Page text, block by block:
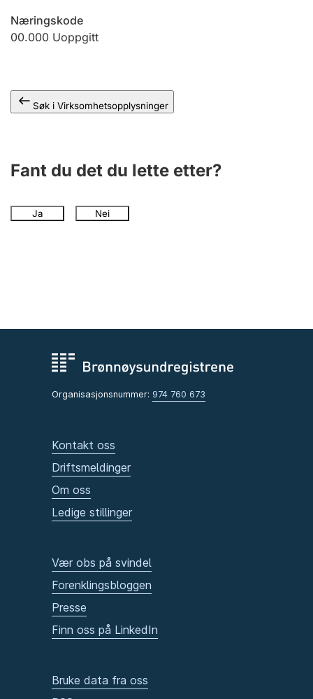
Offentlig sektor
Næringskode
00.000 Uoppgitt
Søk i Virksomhetsopplysninger
Fant du det du lette etter?
Ja Nei
Organisasjonsnummer: 974 760 673
Kontakt oss
Driftsmeldinger
Om oss
Ledige stillinger
Vær obs på svindel
Forenklingsbloggen
Presse
Finn oss på LinkedIn
Bruke data fra oss